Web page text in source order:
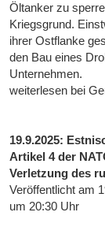
Öltanker zu
Kriegsgrund.
ihrer Ostflanke
den Bau eines
Unternehmen.
weiterlesen bei
19.9.2025:
Artikel 4 der
Verletzung des
Veröffentlicht am
um 20:30 Uhr